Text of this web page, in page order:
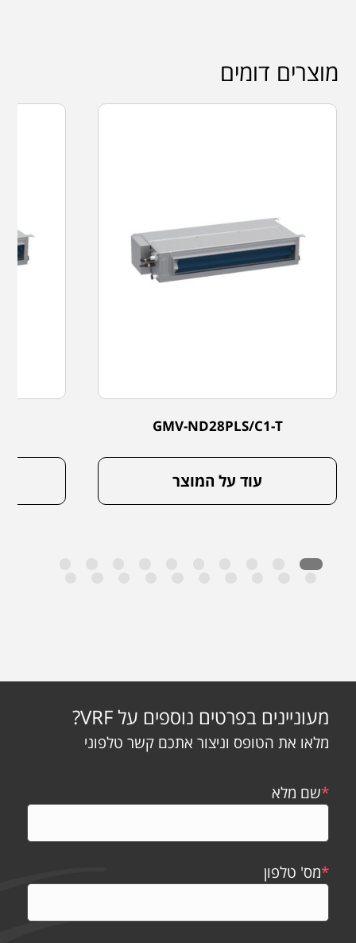
מוצרים דומים
GMV-ND28PLS/C1-T
עוד על המוצר
מעוניינים בפרטים נוספים על VRF?
מלאו את הטופס וניצור אתכם קשר טלפוני
*שם מלא
*מס' טלפון